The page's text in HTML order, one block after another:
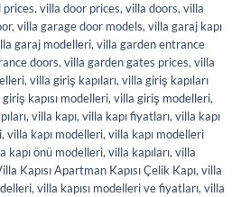
prices,villa door prices,villa doors,villa
,villa garage door models,villa garaj kapı
garaj modelleri,villa garden entrance
doors,villa garden gates prices,villa
,villa giriş kapıları,villa giriş kapıları
kapısı modelleri,villa giriş modelleri,
,villa kapı,villa kapı fiyatları,villa kapı
,villa kapı modelleri,villa kapı modelleri
kapı önü modelleri,villa kapıları,villa
Kapısı Apartman Kapısı Çelik Kapı,villa
,villa kapısı modelleri ve fiyatları,villa